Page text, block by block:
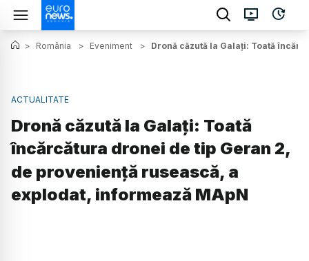
> România > Eveniment > Dronă căzută la Galați: Toată
ACTUALITATE
Dronă căzută la Galați: Toată
încărcătura dronei de tip Geran 2,
de proveniență rusească, a
explodat, informează MApN